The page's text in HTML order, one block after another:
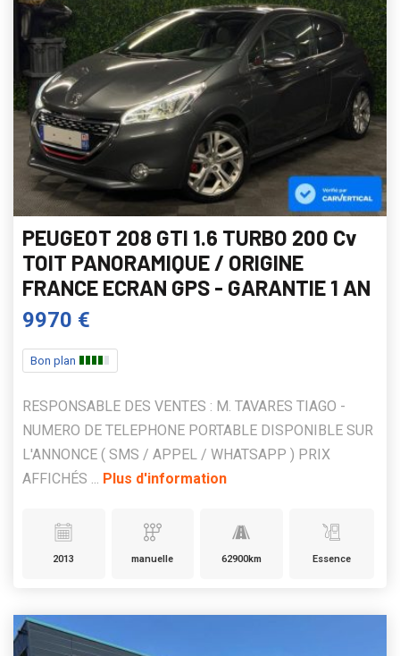
PEUGEOT 208 GTI 1.6 TURBO 200 Cv
TOIT PANORAMIQUE / ORIGINE
FRANCE ECRAN GPS - GARANTIE 1 AN
9970 €
Bon plan
RESPONSABLE DES VENTES : M. TAVARES TIAGO -
NUMERO DE TELEPHONE PORTABLE DISPONIBLE SUR
L'ANNONCE ( SMS / APPEL / WHATSAPP ) PRIX
AFFICHÉS ... Plus d'information
2013 manuelle 62900km Essence